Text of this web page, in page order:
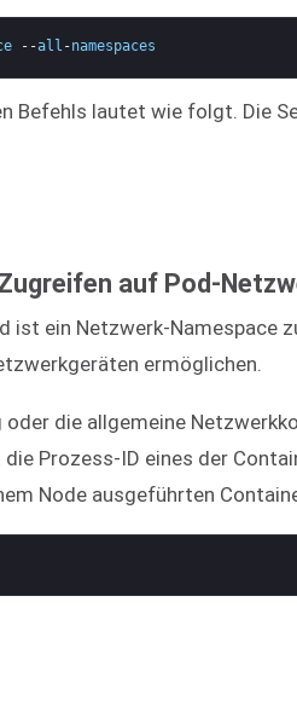
--all -namespaces
Befehls lautet wie folgt. Die
auf Pod-
ist ein Netzwerk-Namespace
ermöglichen.
oder die allgemeine
Prozess-ID eines der
Node ausgeführten